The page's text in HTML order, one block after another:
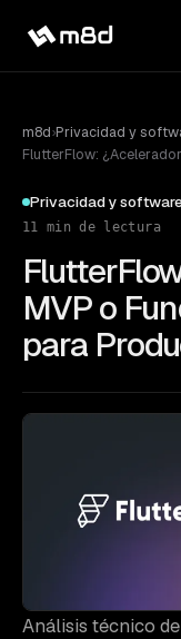
m8d›Privacidad y
Privacidad y
11 min de lectura
MVP o
para
Análisis técnico